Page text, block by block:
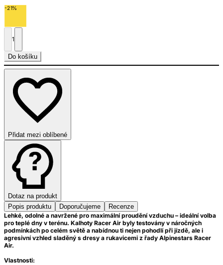
-21%
1
Do košíku
Přidat mezi oblíbené
Dotaz na produkt
Popis produktu
Doporučujeme
Recenze
Lehké, odolné a navržené pro maximální proudění vzduchu – ideální volba
pro teplé dny v terénu. Kalhoty Racer Air byly testovány v náročných
podmínkách po celém světě a nabídnou ti nejen pohodlí při jízdě, ale i
agresivní vzhled sladěný s dresy a rukavicemi z řady Alpinestars Racer
Air.
Vlastnosti: